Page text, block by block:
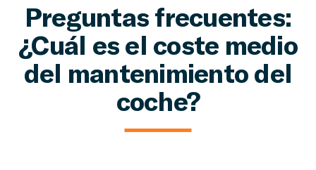
Preguntas frecuentes:
¿Cuál es el coste medio
del mantenimiento del
coche?